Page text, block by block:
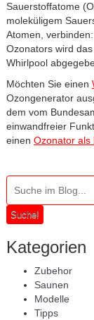
Sauerstoffatome (O
moleküligem
Atomen,
Ozonators wird
Whirlpool
Möchten Sie einen
Ozongenerator
dem vom
einwandfreier
einen Ozonator als
Suche!
Kategorien
Zubehor
Saunen
Modelle
Tipps